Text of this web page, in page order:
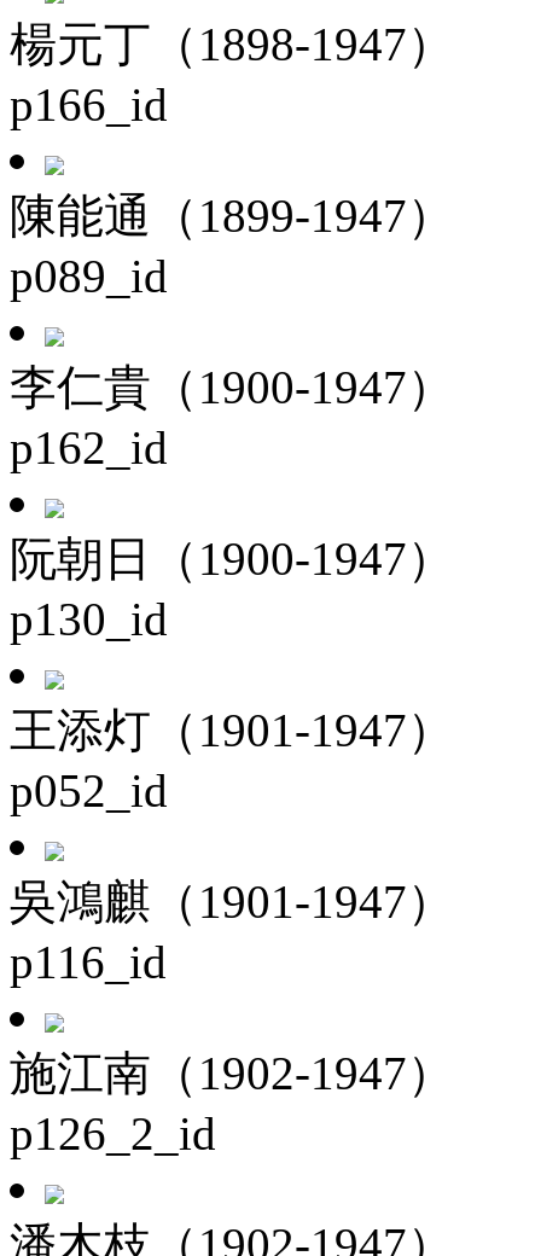
楊元丁（1898-1947）
p166_id
陳能通（1899-1947）
p089_id
李仁貴（1900-1947）
p162_id
阮朝日（1900-1947）
p130_id
王添灯（1901-1947）
p052_id
吳鴻麒（1901-1947）
p116_id
施江南（1902-1947）
p126_2_id
潘木枝（1902-1947）